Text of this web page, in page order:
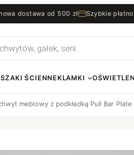
dostawa od 500 zł Szybkie
ŚCIENNEKLAMKI
meblowy z podkładką Pull Bar Plate